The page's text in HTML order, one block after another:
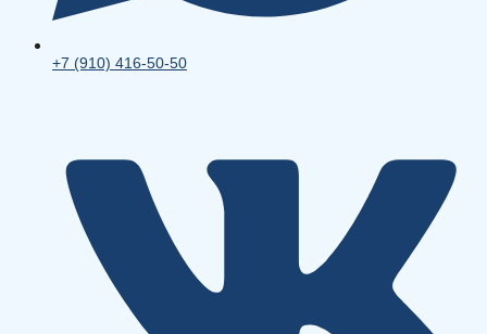
+7 (910) 416-50-50